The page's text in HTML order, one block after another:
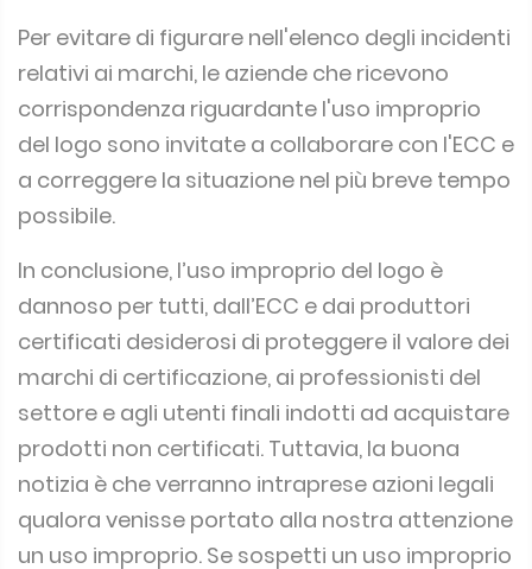
Per evitare di figurare nell'elenco degli incidenti
relativi ai marchi, le aziende che ricevono
corrispondenza riguardante l'uso improprio
del logo sono invitate a collaborare con l'ECC e
a correggere la situazione nel più breve tempo
possibile.
In conclusione, l’uso improprio del logo è
dannoso per tutti, dall’ECC e dai produttori
certificati desiderosi di proteggere il valore dei
marchi di certificazione, ai professionisti del
settore e agli utenti finali indotti ad acquistare
prodotti non certificati. Tuttavia, la buona
notizia è che verranno intraprese azioni legali
qualora venisse portato alla nostra attenzione
un uso improprio. Se sospetti un uso improprio